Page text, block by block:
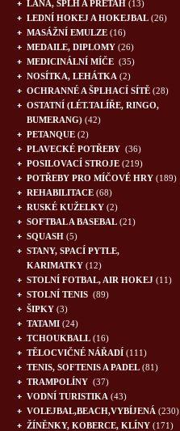
LANA, ŠPLH A PŘETAH (13)
LEDNÍ HOKEJ A HOKEJBAL (26)
MASÁŽNÍ EMULZE (16)
MEDAILE, DIPLOMY (26)
MEDICINÁLNÍ MÍČE (35)
NOSÍTKA, LEHÁTKA (2)
OCHRANNÉ A ŠPLHACÍ SÍTĚ (28)
OSTATNÍ (LÉT.TALÍŘE, RINGO,
BUMERANG) (42)
PETANQUE (2)
PLAVECKÉ POTŘEBY (36)
POSILOVACÍ STROJE (219)
POTŘEBY PRO MÍČOVÉ HRY (189)
REHABILITACE (68)
RUSKÉ KUŽELKY (2)
SOFTBAL A BASEBAL (21)
SQUASH (5)
STANY, SPACÍ PYTLE,
KARIMATKY (12)
STOLNÍ FOTBAL, AIR HOKEJ (11)
STOLNÍ TENIS (89)
ŠIPKY (3)
TATAMI (24)
TCHOUKBALL (16)
TĚLOCVIČNÉ NÁŘADÍ (111)
TENIS, SOFTENIS A PADEL (81)
TRAMPOLÍNY (37)
VODNÍ TURISTIKA (43)
VOLEJBAL,BEACH,VYBÍJENÁ (230)
ŽÍNĚNKY, KOBERCE, KLÍNY (171)